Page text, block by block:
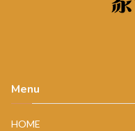
Menu
HOME